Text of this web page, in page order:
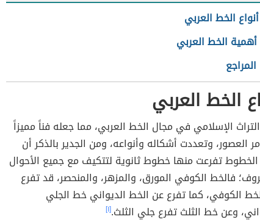
أنواع الخط العربي
أهمية الخط العربي
المراجع
الخط العربي
الإسلامي في مجال الخط العربي، مما جعله فناً مميزاً
العصور، وتعددت أشكاله وأنواعه، ومن الجدير بالذكر أن
تفرعت منها خطوط ثانوية لتتكيف مع جميع الأحوال
فالخط الكوفي المورق، والمزهر، والمنحصر، قد تفرع
الكوفي، كما تفرع عن الخط الديواني خط الجلي
وعن خط الثلث تفرع جلي الثلث.[١]